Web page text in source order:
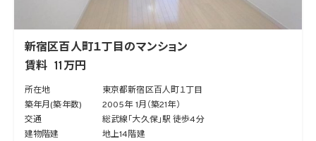
新宿区百人町１丁目のマンション
賃料 11万円
所在地
東京都新宿区百人町１丁目
築年月(築年数)
2005年 1月（築21年）
交通
総武線「大久保」駅 徒歩4分
建物階建
地上14階建